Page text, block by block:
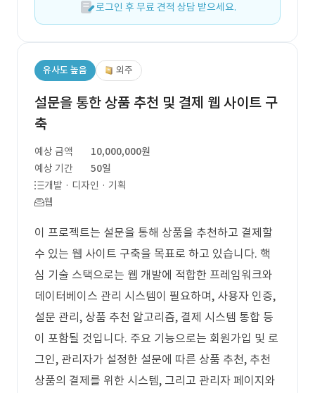
로그인 후 무료 견적 상담 받으세요.
유사도 높음 외주
설문을 통한 상품 추천 및 결제 웹 사이트 구
축
예상 금액
10,000,000원
예상 기간
50일
개발 · 디자인 · 기획
웹
이 프로젝트는 설문을 통해 상품을 추천하고 결제할
수 있는 웹 사이트 구축을 목표로 하고 있습니다. 핵
심 기술 스택으로는 웹 개발에 적합한 프레임워크와
데이터베이스 관리 시스템이 필요하며, 사용자 인증,
설문 관리, 상품 추천 알고리즘, 결제 시스템 통합 등
이 포함될 것입니다. 주요 기능으로는 회원가입 및 로
그인, 관리자가 설정한 설문에 따른 상품 추천, 추천
상품의 결제를 위한 시스템, 그리고 관리자 페이지와